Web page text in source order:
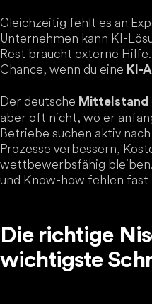
Gleichzeitig fehlt es an
Unternehmen kann KI-
Rest braucht externe
Chance, wenn du eine KI-
Der deutsche Mittelstand
aber oft nicht, wo er
Betriebe suchen aktiv
Prozesse verbessern,
wettbewerbsfähig
und Know-how fehlen fast
Die richtige
wichtigste